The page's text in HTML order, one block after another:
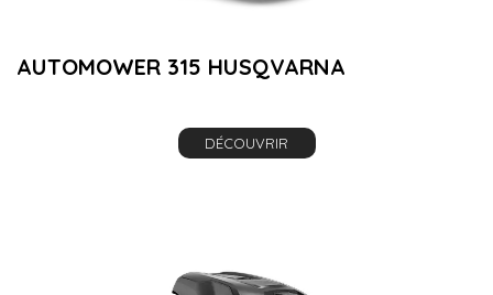
AUTOMOWER 315 HUSQVARNA
DÉCOUVRIR